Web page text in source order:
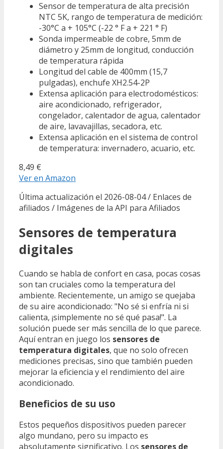
Sensor de temperatura de alta precisión
NTC 5K, rango de temperatura de medición:
-30°C a + 105°C (-22 ° F a + 221 ° F)
Sonda impermeable de cobre, 5mm de
diámetro y 25mm de longitud, conducción
de temperatura rápida
Longitud del cable de 400mm (15,7
pulgadas), enchufe XH2.54-2P
Extensa aplicación para electrodomésticos:
aire acondicionado, refrigerador,
congelador, calentador de agua, calentador
de aire, lavavajillas, secadora, etc.
Extensa aplicación en el sistema de control
de temperatura: invernadero, acuario, etc.
8,49 €
Ver en Amazon
Última actualización el 2026-08-04 / Enlaces de
afiliados / Imágenes de la API para Afiliados
Sensores de temperatura
digitales
Cuando se habla de confort en casa, pocas cosas
son tan cruciales como la temperatura del
ambiente. Recientemente, un amigo se quejaba
de su aire acondicionado: "No sé si enfría ni si
calienta, ¡simplemente no sé qué pasa!". La
solución puede ser más sencilla de lo que parece.
Aquí entran en juego los sensores de
temperatura digitales, que no solo ofrecen
mediciones precisas, sino que también pueden
mejorar la eficiencia y el rendimiento del aire
acondicionado.
Beneficios de su uso
Estos pequeños dispositivos pueden parecer
algo mundano, pero su impacto es
absolutamente significativo. Los sensores de